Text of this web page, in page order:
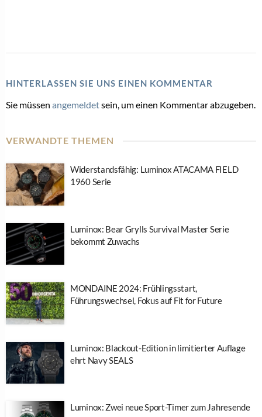
HINTERLASSEN SIE UNS EINEN KOMMENTAR
Sie müssen angemeldetsein, um einen Kommentar abzugeben.
VERWANDTE THEMEN
Widerstandsfähig: Luminox ATACAMA FIELD
1960 Serie
Luminox: Bear Grylls Survival Master Serie
bekommt Zuwachs
MONDAINE 2024: Frühlingsstart,
Führungswechsel, Fokus auf Fit for Future
Luminox: Blackout-Edition in limitierter Auflage
ehrt Navy SEALS
Luminox: Zwei neue Sport-Timer zum Jahresende